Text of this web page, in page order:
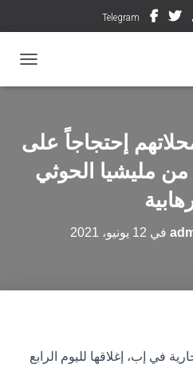
Telegram
إحتجاجاً على
مليشيا الحوثي
في 12 يونيو، 2021
في إب، إغلاقها لليوم الرابع